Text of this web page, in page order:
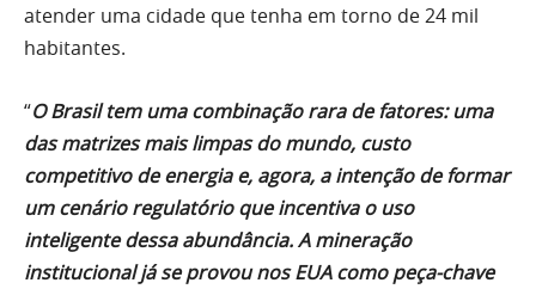
atender uma cidade que tenha em torno de 24 mil
habitantes.
“O Brasil tem uma combinação rara de fatores: uma
das matrizes mais limpas do mundo, custo
competitivo de energia e, agora, a intenção de formar
um cenário regulatório que incentiva o uso
inteligente dessa abundância. A mineração
institucional já se provou nos EUA como peça-chave